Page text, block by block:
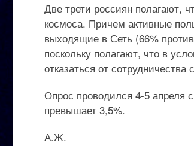
Две трети россиян полагают,
космоса. Причем активные
выходящие в Сеть (66%
поскольку полагают, что в
отказаться от
Опрос проводился 4-5 апреля
превышает 3,5%.
А.Ж.